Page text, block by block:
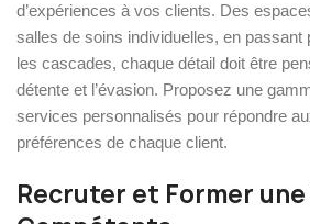
d’expériences à vos clients. Des
salles de soins individuelles, en passant
les cascades, chaque détail doit être
détente et l’évasion. Proposez une
services personnalisés pour répondre
préférences de chaque client.
Recruter et Former